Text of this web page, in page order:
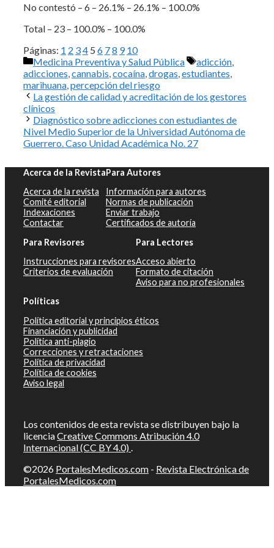
No contestó – 6 – 26.1% – 26.1% – 100.0%
Total – 23 – 100.0% – 100.0%
Páginas: 1 2 34 5 6 78 9 10
Categorías
Medicina Preventiva y Salud Pública Etiquetas
adicción
adicciones cannabis cocaína drogas estudiantes
marihuana percepción del riesgo
La gestión de calidad y acreditación de los gestores
clínicos
Diagnóstico sobre adicciones con estudiantes de
Nivel Medio Superior de la Universidad Autónoma de
Guerrero. Caso Unidad Académica No. 27
Acerca de la Revista
Acerca de la revista
Comité editorial
Indexaciones
Contactar
Para Autores
Información para autores
Normas de publicación
Enviar trabajo
Certificados de autoría
Para Revisores
Instrucciones para revisores
Criterios de evaluación
Para Lectores
Acceso abierto
Formato de citación
Aviso para no profesionales
Políticas
Política editorial y principios éticos
Financiación y publicidad
Política anti-plagio
Correcciones y retractaciones
Política de privacidad
Política de cookies
Aviso legal
Los contenidos de esta revista se distribuyen bajo la
licenciaCreative Commons Atribución 4.0
Internacional (CC BY 4.0) .
©2026 PortalesMedicos.com - Revista Electrónica de
PortalesMedicos.com